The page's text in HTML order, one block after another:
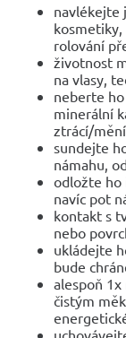
navlékejte
kosmetiky,
rolování
životnost
na vlasy,
neberte
minerální
ztrácí/mění
sundejte
námahu,
odložte ho
navíc pot
kontakt s
nebo
ukládejte
bude
alespoň
čistým